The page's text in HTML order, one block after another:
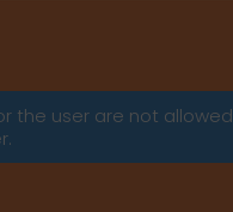
the user are not allowed